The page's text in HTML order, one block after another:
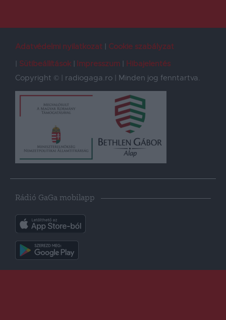
Adatvédelmi nyilatkozat
Cookie szabályzat
Sütibeállítások
Impresszum
Hibajelentés
Copyright © | radiogaga.ro | Minden jog fenntartva.
Rádió GaGa mobilapp